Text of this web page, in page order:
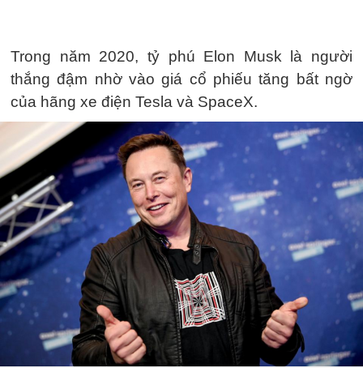
Trong năm 2020, tỷ phú Elon Musk là người
thắng đậm nhờ vào giá cổ phiếu tăng bất ngờ
của hãng xe điện Tesla và SpaceX.